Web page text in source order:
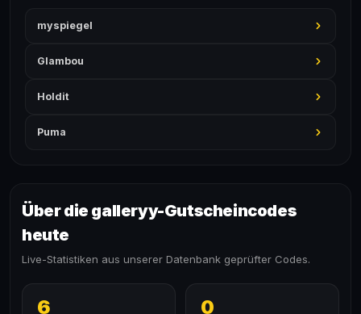
myspiegel
Glambou
Holdit
Puma
Über die galleryy-Gutscheincodes
heute
Live-Statistiken aus unserer Datenbank geprüfter Codes.
6 0